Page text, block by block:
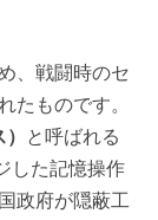
、戦闘時のセ
たものです。
と呼ばれる
した記憶操作
政府が隠蔽工